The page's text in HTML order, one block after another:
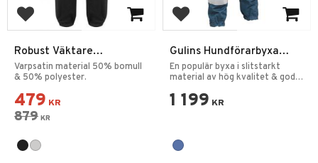
Add to favorites
Robust Väktare
Hundförarbyxa
Varpsatin material 50% bomull
& 50% polyester.
479 KR
879 KR
Add to favorites
Gulins Hundförarbyxa
Dam
En populär byxa i slitstarkt
material av hög kvalitet & god
1 199 KR